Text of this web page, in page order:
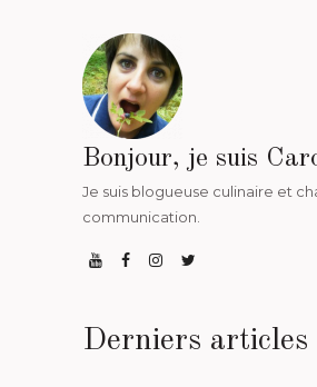
Bonjour, je suis
Je suis blogueuse culinaire et
communication.
Derniers articles